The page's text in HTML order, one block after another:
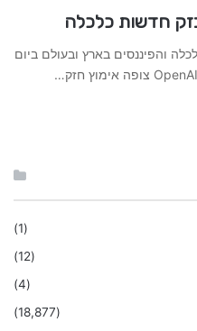
והפיננסים בארץ ובעולם ביום
(1)
(12)
(4)
(18,877)